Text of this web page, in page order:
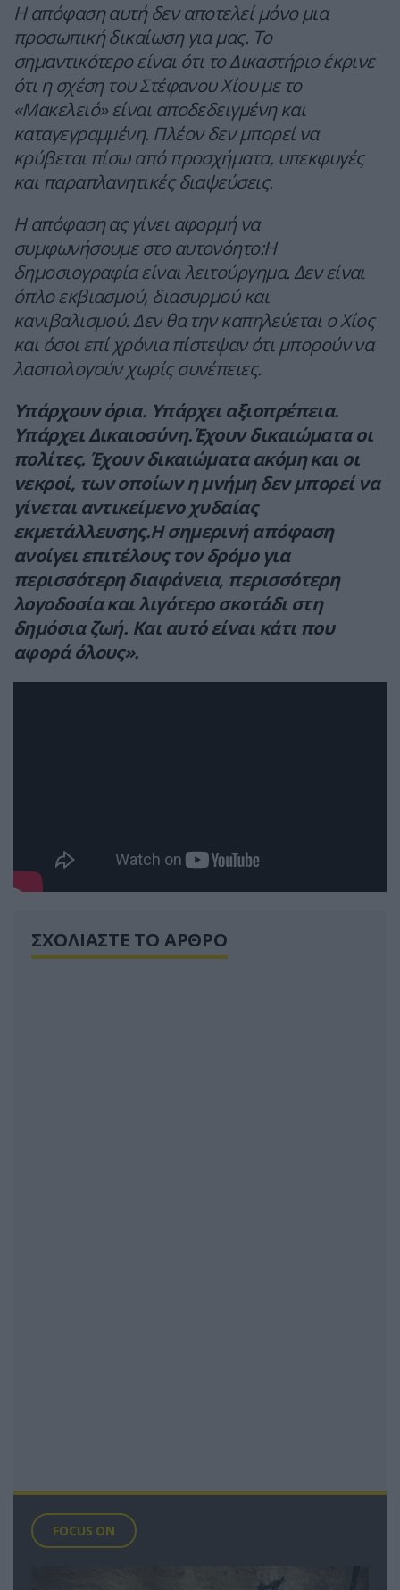
Η απόφαση αυτή δεν αποτελεί μόνο μια
προσωπική δικαίωση για μας. Το
σημαντικότερο είναι ότι το Δικαστήριο έκρινε
ότι η σχέση του Στέφανου Χίου με το
«Μακελειό» είναι αποδεδειγμένη και
καταγεγραμμένη. Πλέον δεν μπορεί να
κρύβεται πίσω από προσχήματα, υπεκφυγές
και παραπλανητικές διαψεύσεις.
Η απόφαση ας γίνει αφορμή να
συμφωνήσουμε στο αυτονόητο:Η
δημοσιογραφία είναι λειτούργημα. Δεν είναι
όπλο εκβιασμού, διασυρμού και
κανιβαλισμού. Δεν θα την καπηλεύεται ο Χίος
και όσοι επί χρόνια πίστεψαν ότι μπορούν να
λασπολογούν χωρίς συνέπειες.
Υπάρχουν όρια. Υπάρχει αξιοπρέπεια.
Υπάρχει Δικαιοσύνη.Έχουν δικαιώματα οι
πολίτες. Έχουν δικαιώματα ακόμη και οι
νεκροί, των οποίων η μνήμη δεν μπορεί να
γίνεται αντικείμενο χυδαίας
εκμετάλλευσης.Η σημερινή απόφαση
ανοίγει επιτέλους τον δρόμο για
περισσότερη διαφάνεια, περισσότερη
λογοδοσία και λιγότερο σκοτάδι στη
δημόσια ζωή. Και αυτό είναι κάτι που
αφορά όλους».
ΣΧΟΛΙΑΣΤΕ ΤΟ ΑΡΘΡΟ
FOCUS ON